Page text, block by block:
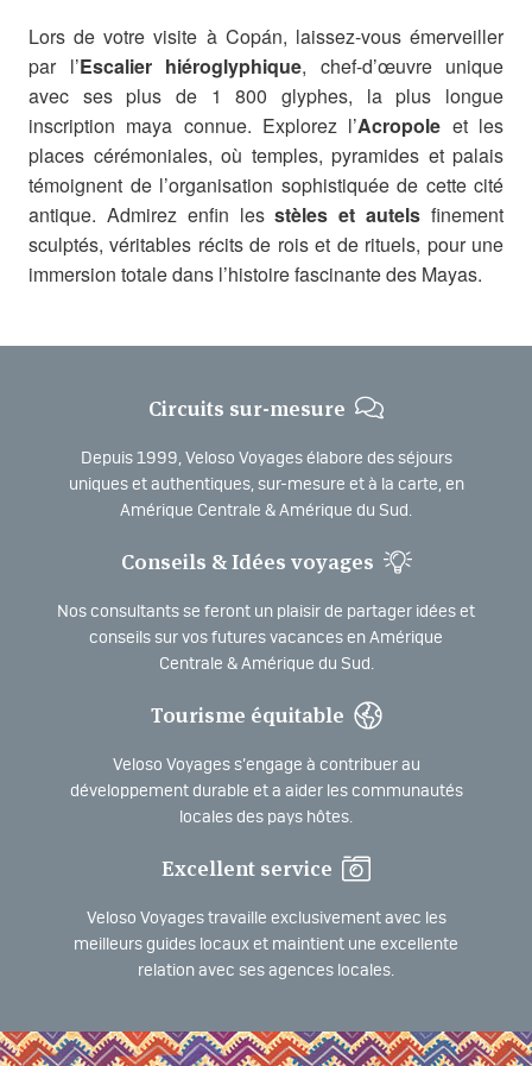
Lors de votre visite à Copán, laissez-vous émerveiller
par l’Escalier hiéroglyphique, chef-d’œuvre unique
avec ses plus de 1 800 glyphes, la plus longue
inscription maya connue. Explorez l’Acropole et les
places cérémoniales, où temples, pyramides et palais
témoignent de l’organisation sophistiquée de cette cité
antique. Admirez enfin lesstèles et autels finement
sculptés, véritables récits de rois et de rituels, pour une
immersion totale dans l’histoire fascinante des Mayas.
Circuits sur-mesure
Depuis 1999, Veloso Voyages élabore des séjours
uniques et authentiques, sur-mesure et à la carte, en
Amérique Centrale & Amérique du Sud.
Conseils & Idées voyages
Nos consultants se feront un plaisir de partager idées et
conseils sur vos futures vacances en Amérique
Centrale & Amérique du Sud.
Tourisme équitable
Veloso Voyages s’engage à contribuer au
développement durable et a aider les communautés
locales des pays hôtes.
Excellent service
Veloso Voyages travaille exclusivement avec les
meilleurs guides locaux et maintient une excellente
relation avec ses agences locales.